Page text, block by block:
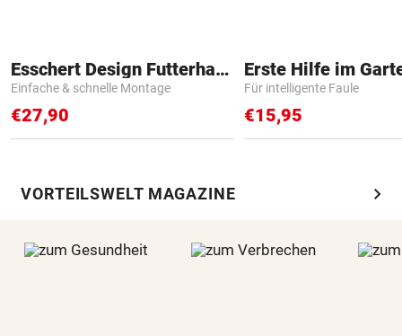
Esschert Design Futterhaus
Einfache & schnelle Montage
€27,90
Erste Hilfe im
Für intelligente Faule
€15,95
VORTEILSWELT MAGAZINE chevron_right